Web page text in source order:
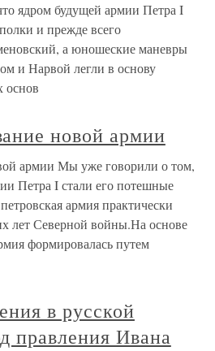
ядром будущей армии Петра I
и прежде всего
а юношеские маневры
и Нарвой легли в основу
основ
новой армии
армии Мы уже говорили о том,
Петра I стали его потешные
армия практически
лет Северной войны.На основе
формировалась путем
в русской
правления Ивана